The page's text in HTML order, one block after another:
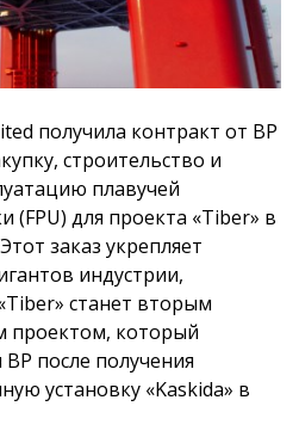
получила контракт от BP
строительство и
плавучей
для проекта «Tiber» в
заказ укрепляет
индустрии,
станет вторым
проектом, который
после получения
установку «Kaskida» в